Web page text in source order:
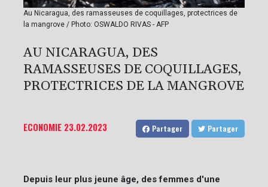
Au Nicaragua, des ramasseuses de coquillages, protectrices de
la mangrove / Photo: OSWALDO RIVAS - AFP
AU NICARAGUA, DES
RAMASSEUSES DE COQUILLAGES,
PROTECTRICES DE LA MANGROVE
ECONOMIE 23.02.2023 Partager Partager
Depuis leur plus jeune âge, des femmes d'une